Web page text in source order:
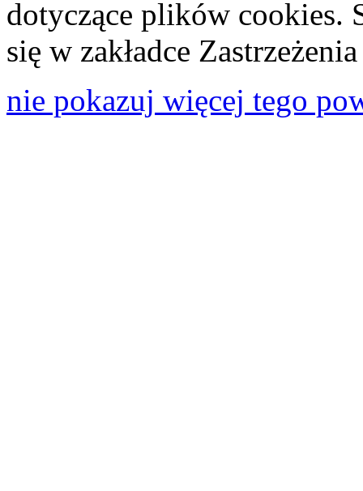
dotyczące plików cookies.
się w zakładce
nie pokazuj więcej tego